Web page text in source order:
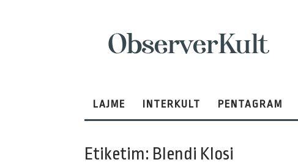
LAJME INTERKULT PENTAGRAM
Etiketim: Blendi Klosi